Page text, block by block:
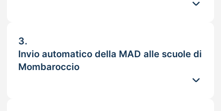
3.
Invio automatico della MAD alle scuole di
Mombaroccio